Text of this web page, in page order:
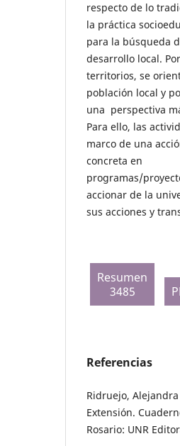
respecto de lo
la práctica
para la búsqueda
desarrollo local.
territorios, se
población local y
una perspectiva
Para ello, las
marco de una
concreta en
programas/
accionar de la
sus acciones y
Resumen
3485
Referencias
Ridruejo,
Extensión.
Rosario: UNR